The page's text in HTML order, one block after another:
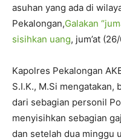
asuhan yang ada di
Pekalongan,Galakan
sisihkan uang, jum’at
Kapolres Pekalongan
S.I.K., M.Si
dari sebagian personil
menyisihkan sebagian
dan setelah dua minggu